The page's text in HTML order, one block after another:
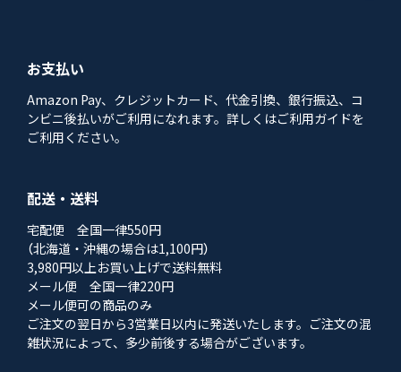
お支払い
Amazon Pay、クレジットカード、代金引換、銀行振込、コ
ンビニ後払いがご利用になれます。詳しくはご利用ガイドを
ご利用ください。
配送・送料
宅配便 全国一律550円
（北海道・沖縄の場合は1,100円）
3,980円以上お買い上げで送料無料
メール便 全国一律220円
メール便可の商品のみ
ご注文の翌日から3営業日以内に発送いたします。ご注文の混
雑状況によって、多少前後する場合がございます。